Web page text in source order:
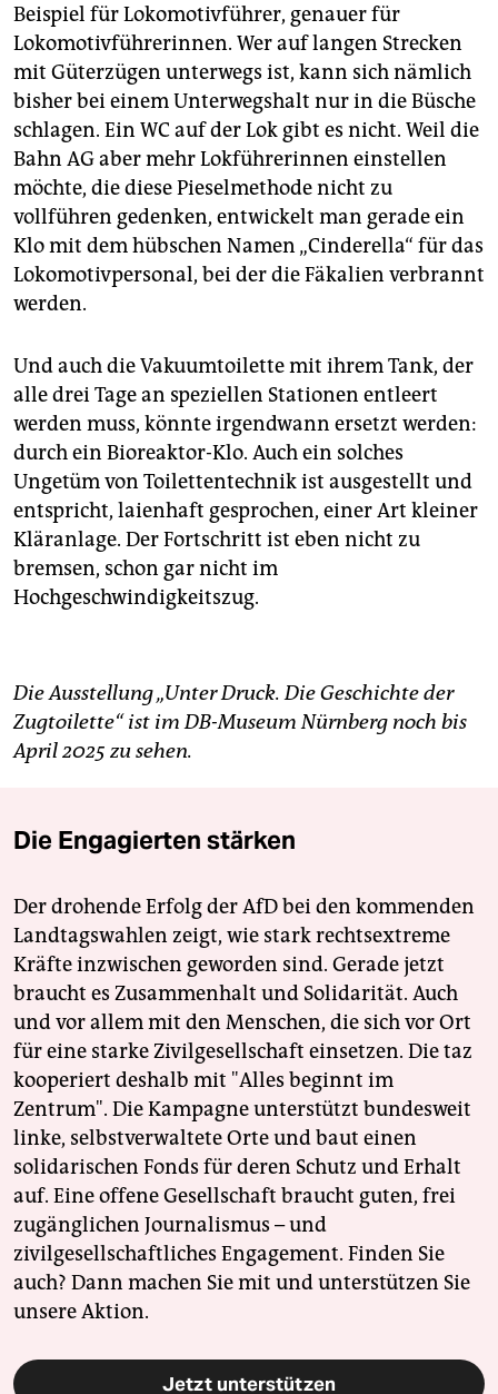
Beispiel für Lokomotivführer, genauer für
Lokomotivführerinnen. Wer auf langen Strecken
mit Güterzügen unterwegs ist, kann sich nämlich
bisher bei einem Unterwegshalt nur in die Büsche
schlagen. Ein WC auf der Lok gibt es nicht. Weil die
Bahn AG aber mehr Lokführerinnen einstellen
möchte, die diese Pieselmethode nicht zu
vollführen gedenken, entwickelt man gerade ein
Klo mit dem hübschen Namen „Cinderella“ für das
Lokomotivpersonal, bei der die Fäkalien verbrannt
werden.
Und auch die Vakuumtoilette mit ihrem Tank, der
alle drei Tage an speziellen Stationen entleert
werden muss, könnte irgendwann ersetzt werden:
durch ein Bioreaktor-Klo. Auch ein solches
Ungetüm von Toilettentechnik ist ausgestellt und
entspricht, laienhaft gesprochen, einer Art kleiner
Kläranlage. Der Fortschritt ist eben nicht zu
bremsen, schon gar nicht im
Hochgeschwindigkeitszug.
Die Ausstellung „Unter Druck. Die Geschichte der
Zugtoilette“ ist im DB-Museum Nürnberg noch bis
April 2025 zu sehen.
Die Engagierten stärken
Der drohende Erfolg der AfD bei den kommenden
Landtagswahlen zeigt, wie stark rechtsextreme
Kräfte inzwischen geworden sind. Gerade jetzt
braucht es Zusammenhalt und Solidarität. Auch
und vor allem mit den Menschen, die sich vor Ort
für eine starke Zivilgesellschaft einsetzen. Die taz
kooperiert deshalb mit "Alles beginnt im
Zentrum". Die Kampagne unterstützt bundesweit
linke, selbstverwaltete Orte und baut einen
solidarischen Fonds für deren Schutz und Erhalt
auf. Eine offene Gesellschaft braucht guten, frei
zugänglichen Journalismus – und
zivilgesellschaftliches Engagement. Finden Sie
auch? Dann machen Sie mit und unterstützen Sie
unsere Aktion.
Jetzt unterstützen